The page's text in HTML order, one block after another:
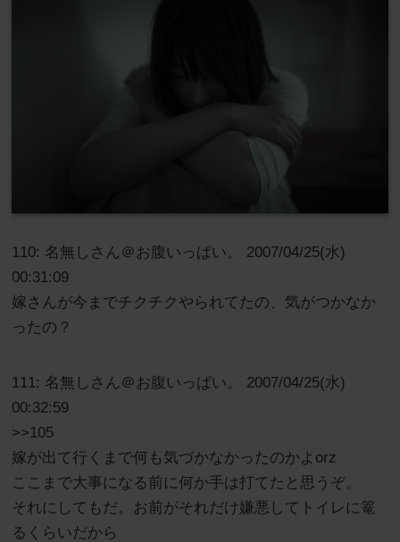
110: 名無しさん＠お腹いっぱい。 2007/04/25(水)
00:31:09
嫁さんが今までチクチクやられてたの、気がつかなか
ったの？
111: 名無しさん＠お腹いっぱい。 2007/04/25(水)
00:32:59
>>105
嫁が出て行くまで何も気づかなかったのかよorz
ここまで大事になる前に何か手は打てたと思うぞ。
それにしてもだ。お前がそれだけ嫌悪してトイレに篭
るくらいだから